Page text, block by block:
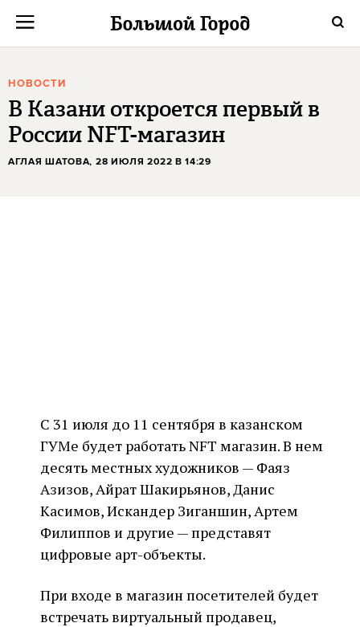
НОВОСТИ
В Казани откроется первый в
России NFT-магазин
АГЛАЯ ШАТОВА, 28 ИЮЛЯ 2022 В 14:29
С 31 июля до 11 сентября в казанском
ГУМе будет работать NFT магазин. В нем
десять местных художников — Фаяз
Азизов, Айрат Шакирьянов, Данис
Касимов, Искандер Зиганшин, Артем
Филиппов и другие — представят
цифровые арт-объекты.
При входе в магазин посетителей будет
встречать виртуальный продавец,